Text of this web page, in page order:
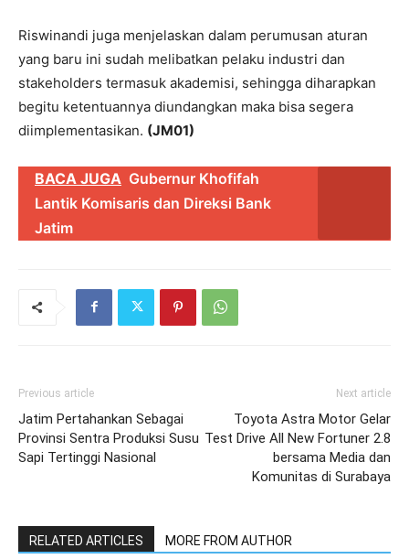
Riswinandi juga menjelaskan dalam perumusan aturan
yang baru ini sudah melibatkan pelaku industri dan
stakeholders termasuk akademisi, sehingga diharapkan
begitu ketentuannya diundangkan maka bisa segera
diimplementasikan. (JM01)
BACA JUGA Gubernur Khofifah
Lantik Komisaris dan Direksi Bank
Jatim
Previous article
Jatim Pertahankan Sebagai
Provinsi Sentra Produksi Susu
Sapi Tertinggi Nasional
Next article
Toyota Astra Motor Gelar
Test Drive All New Fortuner 2.8
bersama Media dan
Komunitas di Surabaya
RELATED ARTICLES MORE FROM AUTHOR